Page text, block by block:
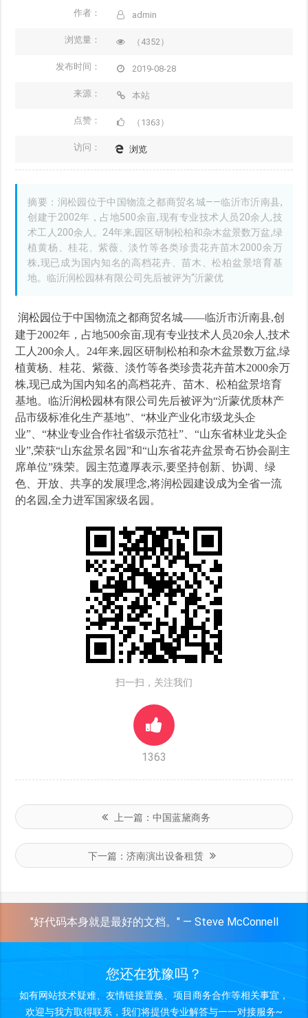
作者： admin
浏览量： （4352）
发布时间： 2019-08-28
来源： 本站
点赞： （1363）
访问： 浏览
摘要：润松园位于中国物流之都商贸名城——临沂市沂南县,
创建于2002年，占地500余亩,现有专业技术人员20余人,技
术工人200余人。24年来,园区研制松柏和杂木盆景数万盆,绿
植黄杨、桂花、紫薇、淡竹等各类珍贵花卉苗木2000余万
株,现已成为国内知名的高档花卉、苗木、松柏盆景培育基
地。临沂润松园林有限公司先后被评为“沂蒙优
润松园位于中国物流之都商贸名城——临沂市沂南县,创
建于2002年，占地500余亩,现有专业技术人员20余人,技术
工人200余人。24年来,园区研制松柏和杂木盆景数万盆,绿
植黄杨、桂花、紫薇、淡竹等各类珍贵花卉苗木2000余万
株,现已成为国内知名的高档花卉、苗木、松柏盆景培育
基地。临沂润松园林有限公司先后被评为“沂蒙优质林产
品市级标准化生产基地”、“林业产业化市级龙头企
业”、“林业专业合作社省级示范社”、“山东省林业龙头企
业”,荣获“山东盆景名园”和“山东省花卉盆景奇石协会副主
席单位”殊荣。园主范遵厚表示,要坚持创新、协调、绿
色、开放、共享的发展理念,将润松园建设成为全省一流
的名园,全力进军国家级名园。
扫一扫，关注我们
1363
上一篇： 中国蓝黛商务
下一篇：济南演出设备租赁
"好代码本身就是最好的文档。" — Steve McConnell
您还在犹豫吗？
如有网站技术疑难、友情链接置换、项目商务合作等相关事宜，
欢迎与我方取得联系，我们将提供专业解答与一一对接服务~